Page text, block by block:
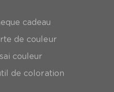
cadeau
de couleur
couleur
de coloration